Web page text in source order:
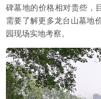
碑墓地的价格相对贵些，
需要了解更多龙台山墓地
园现场实地考察。